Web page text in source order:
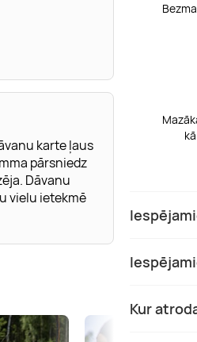
Kur
karte ļaus
pārsniedz
Dāvanu
vielu ietekmē